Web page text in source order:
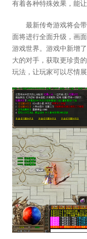
有着各种特殊效果，能
最新传奇游戏将会
面将进行全面升级，画
游戏世界。游戏中新增
大的对手，获取更珍贵
玩法，让玩家可以尽情